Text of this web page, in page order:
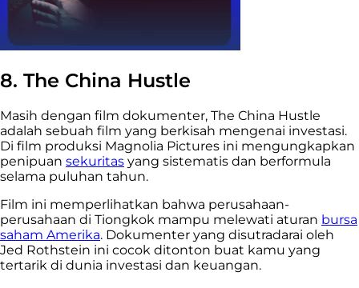
8. The China Hustle
Masih dengan film dokumenter, The China Hustle
adalah sebuah film yang berkisah mengenai investasi.
Di film produksi Magnolia Pictures ini mengungkapkan
penipuan sekuritas yang sistematis dan berformula
selama puluhan tahun.
Film ini memperlihatkan bahwa perusahaan-
perusahaan di Tiongkok mampu melewati aturan bursa
saham Amerika. Dokumenter yang disutradarai oleh
Jed Rothstein ini cocok ditonton buat kamu yang
tertarik di dunia investasi dan keuangan.